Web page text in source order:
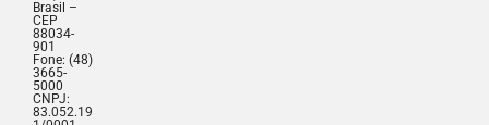
Brasil –
CEP
88034-
901
Fone: (48)
3665-
5000
CNPJ:
83.052.19